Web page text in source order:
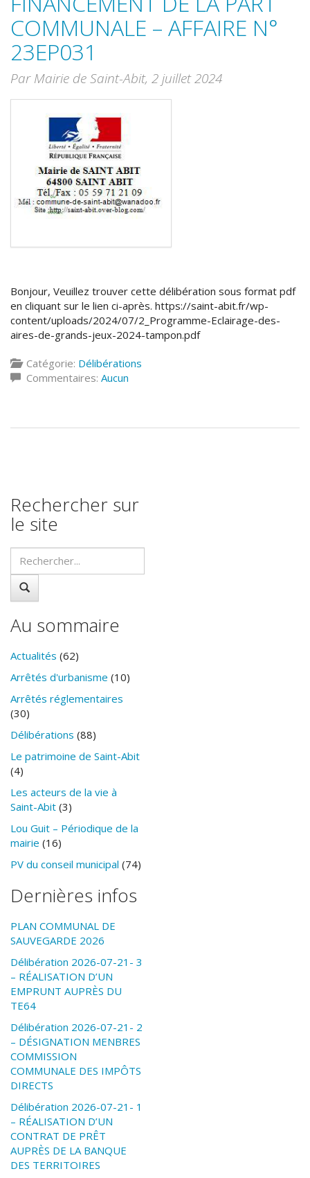
COMMUNALE – AFFAIRE N°
23EP031
Par Mairie de Saint-Abit, 2 juillet 2024
Bonjour, Veuillez trouver cette délibération sous format pdf
en cliquant sur le lien ci-après. https://saint-abit.fr/wp-
content/uploads/2024/07/2_Programme-Eclairage-des-
aires-de-grands-jeux-2024-tampon.pdf
Catégorie: Délibérations
Commentaires: Aucun
Rechercher sur
le site
Au sommaire
Actualités (62)
Arrêtés d'urbanisme (10)
Arrêtés réglementaires
(30)
Délibérations (88)
Le patrimoine de Saint-Abit
(4)
Les acteurs de la vie à
Saint-Abit (3)
Lou Guit – Périodique de la
mairie (16)
PV du conseil municipal (74)
Dernières infos
PLAN COMMUNAL DE
SAUVEGARDE 2026
Délibération 2026-07-21- 3
– RÉALISATION D’UN
EMPRUNT AUPRÈS DU
TE64
Délibération 2026-07-21- 2
– DÉSIGNATION MENBRES
COMMISSION
COMMUNALE DES IMPÔTS
DIRECTS
Délibération 2026-07-21- 1
– RÉALISATION D’UN
CONTRAT DE PRÊT
AUPRÈS DE LA BANQUE
DES TERRITOIRES